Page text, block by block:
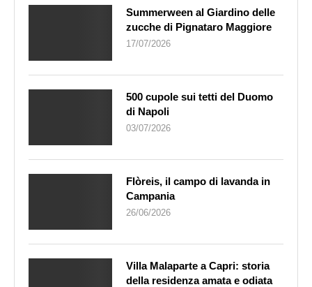
Summerween al Giardino delle
zucche di Pignataro Maggiore
17/07/2026
500 cupole sui tetti del Duomo
di Napoli
03/07/2026
Flòreis, il campo di lavanda in
Campania
26/06/2026
Villa Malaparte a Capri: storia
della residenza amata e odiata